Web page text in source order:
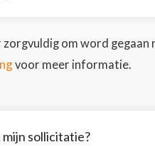
om word gegaan
voor meer informatie.
sollicitatie?